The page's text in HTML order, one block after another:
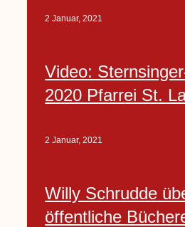
2 Januar, 2021
Video:
2020 Pfarrei St.
2 Januar, 2021
Willy Schrudde
öffentliche